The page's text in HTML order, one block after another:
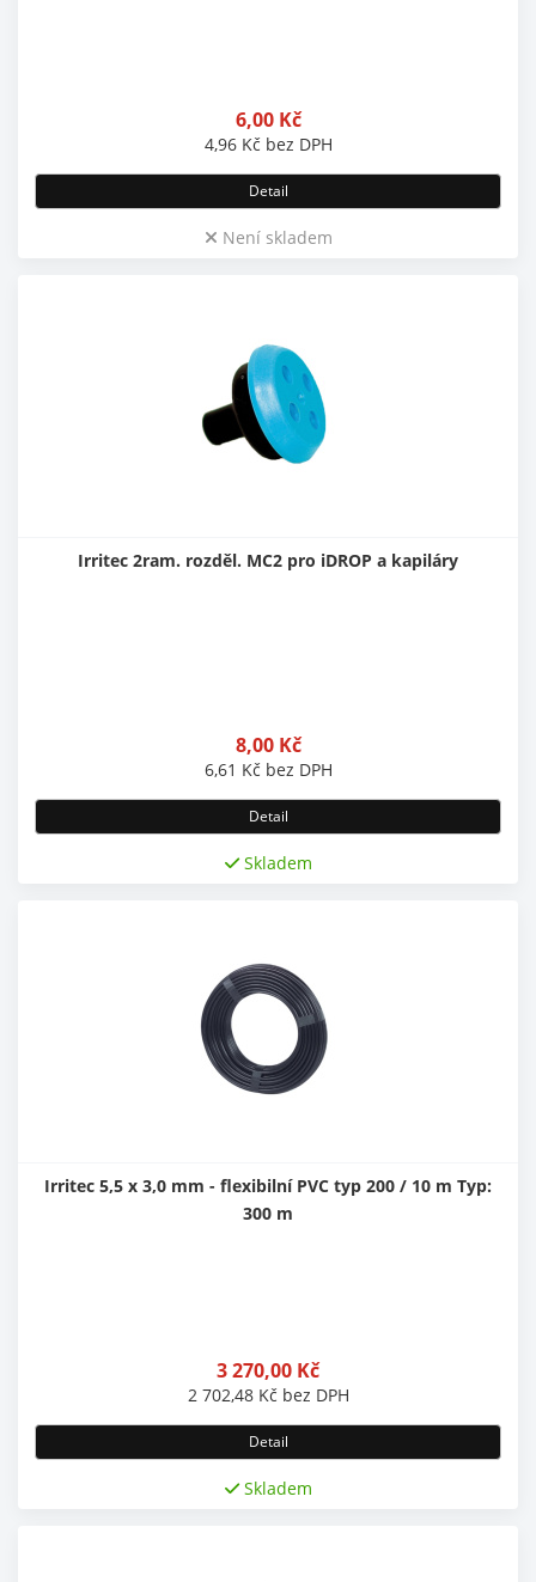
6,00 Kč
4,96 Kč bez DPH
Detail
Není skladem
Irritec 2ram. rozděl. MC2 pro iDROP a kapiláry
8,00 Kč
6,61 Kč bez DPH
Detail
Skladem
Irritec 5,5 x 3,0 mm - flexibilní PVC typ 200 / 10 m Typ:
300 m
3 270,00 Kč
2 702,48 Kč bez DPH
Detail
Skladem